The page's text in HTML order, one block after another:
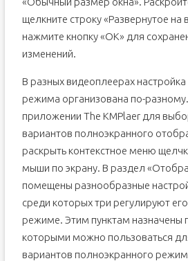
щелкните строку «Развернутое на
нажмите кнопку «OK» для
изменений.
В разных видеоплеерах
режима организована по-
приложении The KMPlaer для
вариантов полноэкранного
раскрыть контекстное меню
мыши по экрану. В раздел
помещены разнообразные
среди которых три регулируют
режиме. Этим пунктам назначены
которыми можно пользоваться
вариантов полноэкранного